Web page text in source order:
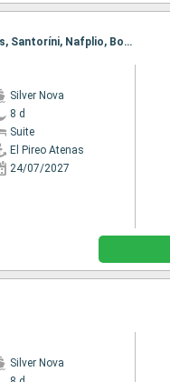
Itinerario : El Pireo Atenas, Santoríni, Nafplio, Bodrum, Rodas, Patmos, El Pireo Atenas, Santoríni, Nafplio, Bodrum, Rodas, Patmos, El Pireo Atenas
Silver Nova
8 d
Suite
El Pireo Atenas
24/07/2027
Silver Nova